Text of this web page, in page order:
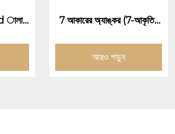
ালাই
7 আকারের অ্যাঙ্কর (7-আকৃতির
আরও পড়ুন